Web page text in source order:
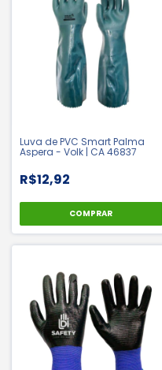
Luva de PVC Smart Palma
Aspera - Volk | CA 46837
R$12,92
COMPRAR